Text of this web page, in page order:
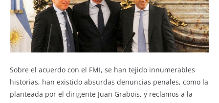
Sobre el acuerdo con el FMI, se han tejido innumerables
historias, han existido absurdas denuncias penales, como la
planteada por el dirigente Juan Grabois, y reclamos a la